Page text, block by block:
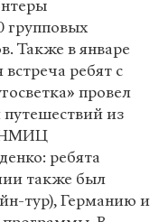
групповых
Также в январе
ребят с
» провел
из
НМИЦ
ребята
также был
тур), Германию и